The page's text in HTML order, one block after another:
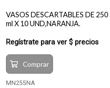
VASOS DESCARTABLES DE 250
ml X 10 UND,NARANJA.
Regístrate para ver $ precios
Comprar
MN255NA